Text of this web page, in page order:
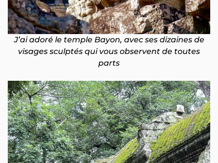
J’ai adoré le temple Bayon, avec ses dizaines de
visages sculptés qui vous observent de toutes
parts